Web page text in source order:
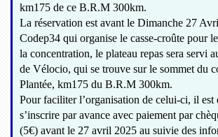
km175 de ce B.R.M 300km.
La réservation est avant le Dimanche 27
Codep34 qui organise le casse-croûte pour
la concentration, le plateau repas sera servi
de Vélocio, qui se trouve sur le sommet du
Plantée, km175 du B.R.M 300km.
Pour faciliter l’organisation de celui-ci, il est
s’inscrire par avance avec paiement par
(5€) avant le 27 avril 2025 au suivie des